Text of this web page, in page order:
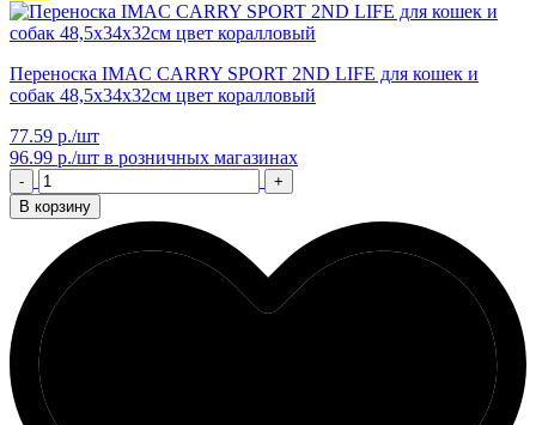
Переноска IMAC CARRY SPORT 2ND LIFE для кошек и
собак 48,5х34х32см цвет коралловый
77.59 р./шт
96.99 р./шт в розничных магазинах
-
+
В корзину